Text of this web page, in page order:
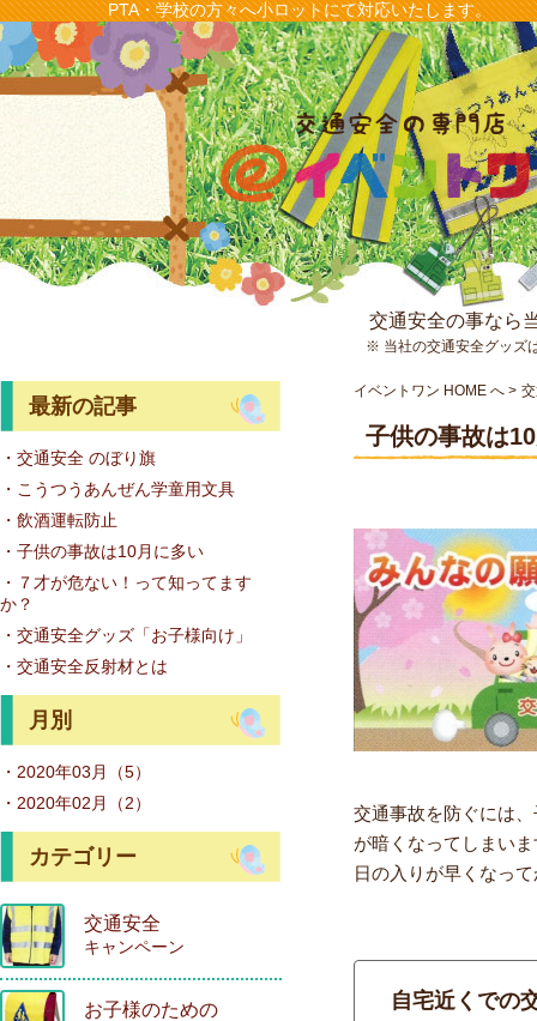
PTA・学校の方々へ小ロットにて対応いたします。
交通安全の事なら
※ 当社の交通安全グッズ
イベントワン HOME へ
子供の事故は
交通事故を防ぐには
が暗くなってしまい
日の入りが早くなっ
自宅近くでの
最新の記事
・交通安全 のぼり旗
・こうつうあんぜん学童用文具
・飲酒運転防止
・子供の事故は10月に多い
・７才が危ない！って知ってます
か？
・交通安全グッズ「お子様向け」
・交通安全反射材とは
月別
・2020年03月（5）
・2020年02月（2）
カテゴリー
交通安全
キャンペーン
お子様のための